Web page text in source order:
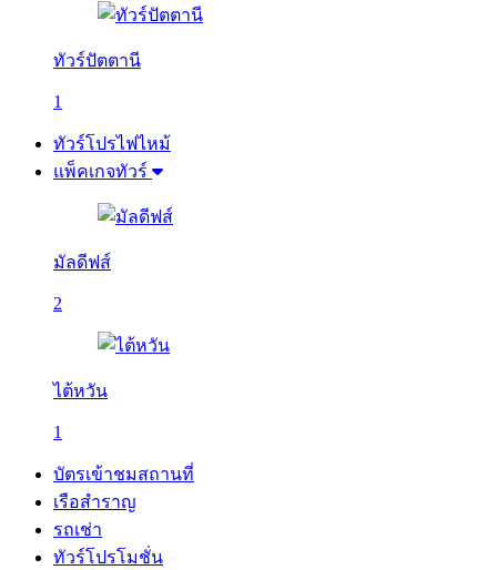
ทัวร์ปัตตานี
1
ทัวร์โปรไฟไหม้
แพ็คเกจทัวร์
มัลดีฟส์
2
ไต้หวัน
1
บัตรเข้าชมสถานที่
เรือสำราญ
รถเช่า
ทัวร์โปรโมชั่น